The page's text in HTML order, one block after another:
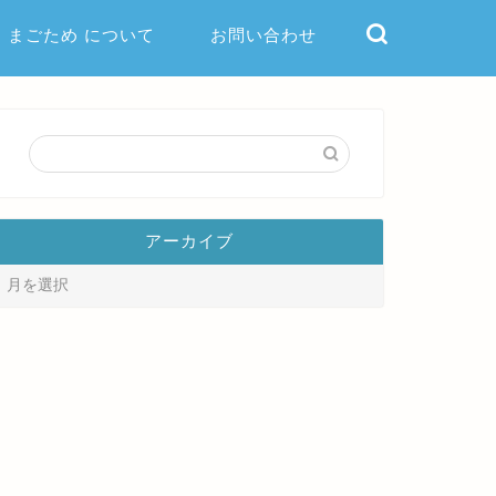
まごため について お問い合わせ
アーカイブ